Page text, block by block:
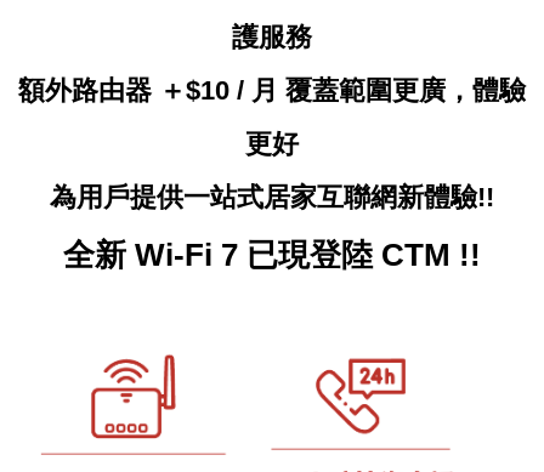
護服務
額外路由器 ＋$10 / 月 覆蓋範圍更廣，體驗
更好
為用戶提供一站式居家互聯網新體驗!!
全新 Wi-Fi 7 已現登陸 CTM !!